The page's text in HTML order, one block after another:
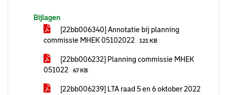
Bijlagen
[22bb006340] Annotatie bij planning
commissie MHEK 05102022
121 KB
[22bb006232] Planning commissie MHEK
051022
67 KB
[22bb006239] LTA raad 5 en 6 oktober 2022